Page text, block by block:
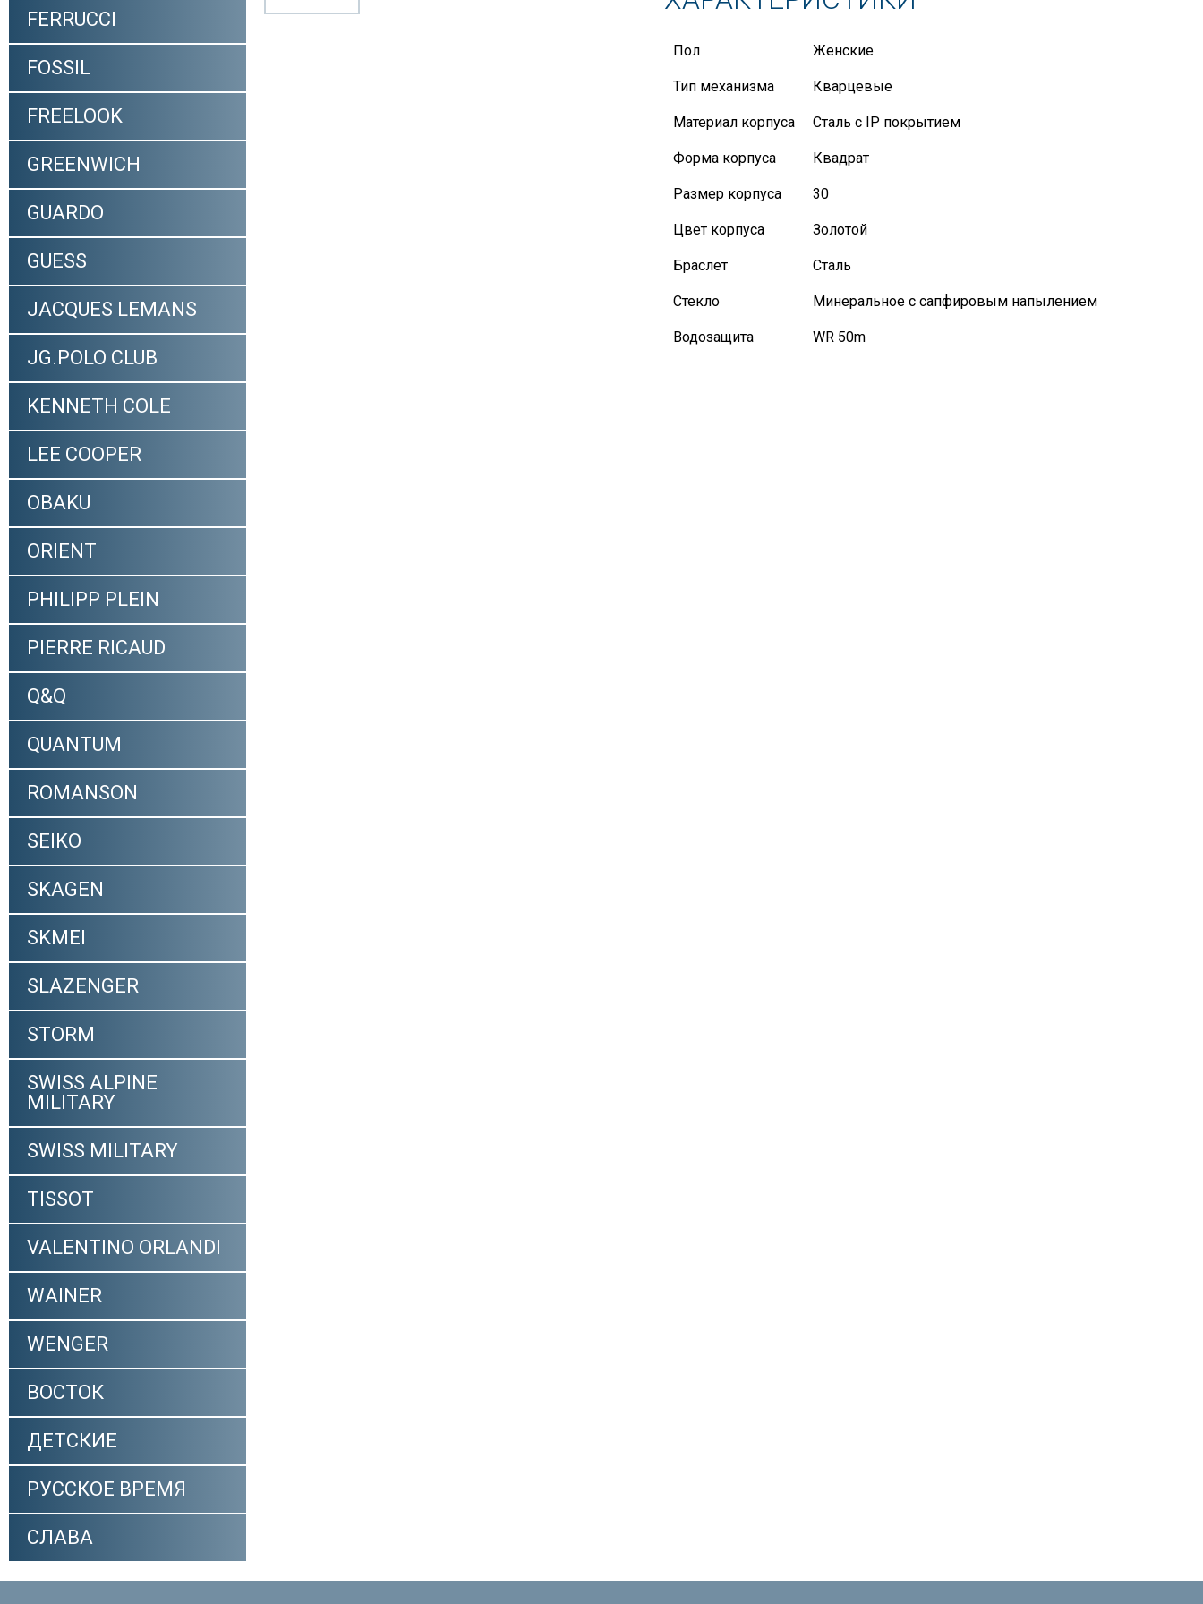
FERRUCCI
FOSSIL
FREELOOK
GREENWICH
GUARDO
GUESS
JACQUES LEMANS
JG.POLO CLUB
KENNETH COLE
LEE COOPER
OBAKU
ORIENT
PHILIPP PLEIN
PIERRE RICAUD
Q&Q
QUANTUM
ROMANSON
SEIKO
SKAGEN
SKMEI
SLAZENGER
STORM
SWISS ALPINE
MILITARY
SWISS MILITARY
TISSOT
VALENTINO ORLANDI
WAINER
WENGER
ВОСТОК
ДЕТСКИЕ
РУССКОЕ ВРЕМЯ
СЛАВА
Пол Женские
Тип механизма Кварцевые
Материал корпуса Сталь с IP покрытием
Форма корпуса Квадрат
Размер корпуса 30
Цвет корпуса Золотой
Браслет Сталь
Стекло Минеральное с сапфировым напылением
Водозащита WR 50m